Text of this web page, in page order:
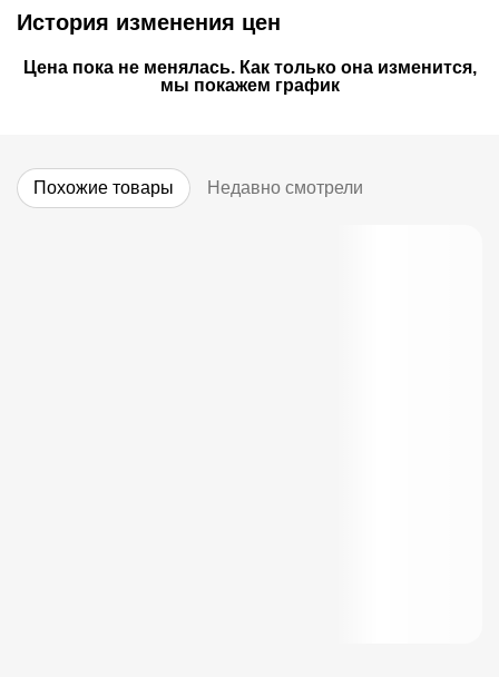
История изменения цен
Цена пока не менялась. Как только она изменится,
мы покажем график
Похожие товары Недавно смотрели